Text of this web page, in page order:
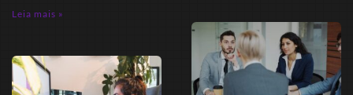
Leia mais »